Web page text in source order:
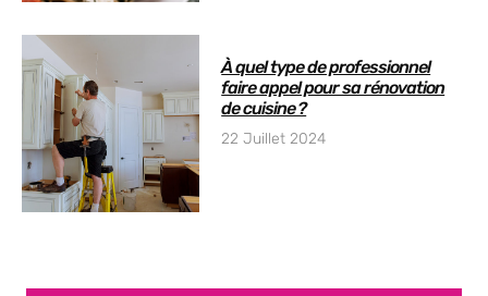
À quel type de professionnel
faire appel pour sa rénovation
de cuisine ?
22 Juillet 2024